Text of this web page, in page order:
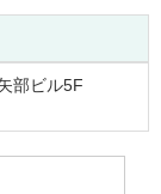
部ビル5F